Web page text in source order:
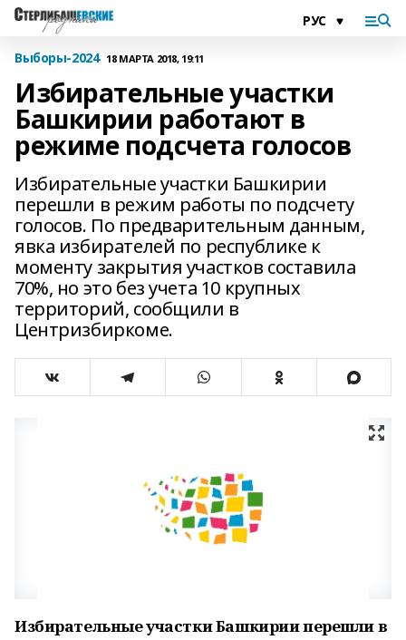
Выборы-2024 18 МАРТА 2018, 19:11
Избирательные участки
Башкирии работают в
режиме подсчета голосов
Избирательные участки Башкирии
перешли в режим работы по подсчету
голосов. По предварительным данным,
явка избирателей по республике к
моменту закрытия участков составила
70%, но это без учета 10 крупных
территорий, сообщили в
Центризбиркоме.
Избирательные участки Башкирии перешли в